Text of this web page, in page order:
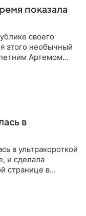
показала
своего
этого необычный
Артемом
в
в ультракороткой
и сделала
странице в